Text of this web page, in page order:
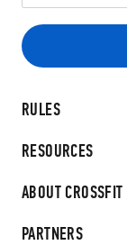
RULES
RESOURCES
ABOUT CROSSFIT
PARTNERS